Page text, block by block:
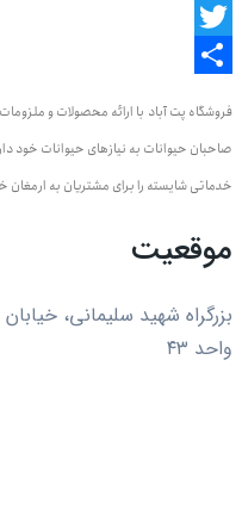
Facebook
Twitter
فروشگاه پت آباد با ارائه محصولات و
صاحبان حیوانات به نیازهای حیوانات خود
خدماتی شایسته را برای مشتریان به ارمغان
موقعیت
واحد ۴۳